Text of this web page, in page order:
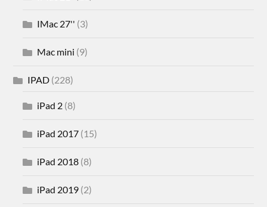
IMac 27'' (3)
Mac mini (9)
IPAD (228)
iPad 2 (8)
iPad 2017 (15)
iPad 2018 (8)
iPad 2019 (2)